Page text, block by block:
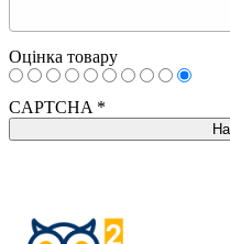
Оцінка товару
CAPTCHA *